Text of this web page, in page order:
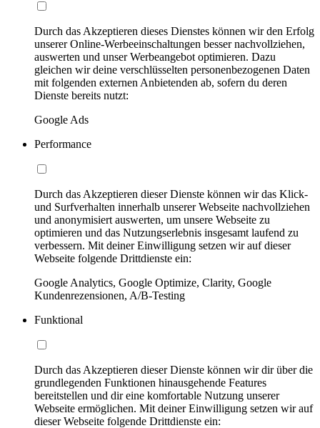
Durch das Akzeptieren dieses Dienstes können wir den Erfolg
unserer Online-Werbeeinschaltungen besser nachvollziehen,
auswerten und unser Werbeangebot optimieren. Dazu
gleichen wir deine verschlüsselten personenbezogenen Daten
mit folgenden externen Anbietenden ab, sofern du deren
Dienste bereits nutzt:
Google Ads
Performance
Durch das Akzeptieren dieser Dienste können wir das Klick-
und Surfverhalten innerhalb unserer Webseite nachvollziehen
und anonymisiert auswerten, um unsere Webseite zu
optimieren und das Nutzungserlebnis insgesamt laufend zu
verbessern. Mit deiner Einwilligung setzen wir auf dieser
Webseite folgende Drittdienste ein:
Google Analytics, Google Optimize, Clarity, Google
Kundenrezensionen, A/B-Testing
Funktional
Durch das Akzeptieren dieser Dienste können wir dir über die
grundlegenden Funktionen hinausgehende Features
bereitstellen und dir eine komfortable Nutzung unserer
Webseite ermöglichen. Mit deiner Einwilligung setzen wir auf
dieser Webseite folgende Drittdienste ein: